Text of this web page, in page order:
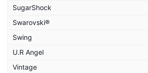
SugarShock
Swarovski®
Swing
U.R Angel
Vintage